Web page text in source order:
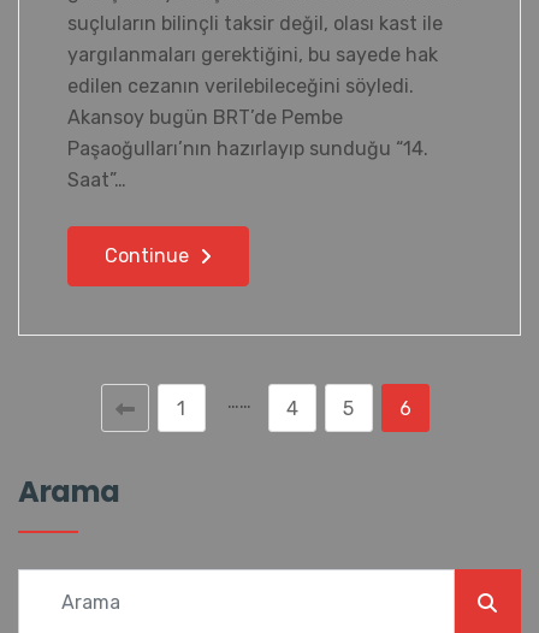
suçluların bilinçli taksir değil, olası kast ile
yargılanmaları gerektiğini, bu sayede hak
edilen cezanın verilebileceğini söyledi.
Akansoy bugün BRT’de Pembe
Paşaoğulları’nın hazırlayıp sunduğu “14.
Saat”…
Continue
1 …… 4 5 6
Arama